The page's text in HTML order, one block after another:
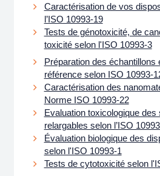
Caractérisation de vos
l’ISO 10993-19
Tests de génotoxicité, de
toxicité selon l'ISO 10993-3
Préparation des échantillons
référence selon ISO 10993-
Caractérisation des
Norme ISO 10993-22
Evaluation toxicologique des
relargables selon l’ISO
Évaluation biologique des
selon l'ISO 10993-1
Tests de cytotoxicité selon